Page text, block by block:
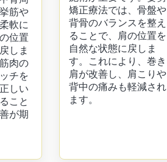
筋や
軟に
位置
しま
肉の
チを
しい
こと
が期
矯正療法では、骨盤や
背骨のバランスを整え
ることで、肩の位置を
自然な状態に戻しま
す。これにより、巻き
肩が改善し、肩こりや
背中の痛みも軽減され
ます。